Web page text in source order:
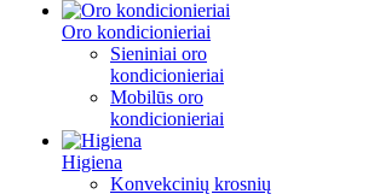
Oro kondicionieriai
Sieniniai oro
kondicionieriai
Mobilūs oro
kondicionieriai
Higiena
Konvekcinių krosnių